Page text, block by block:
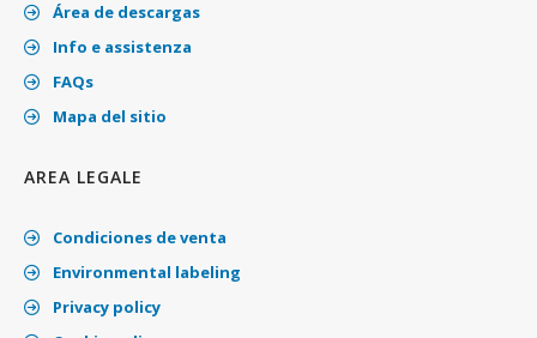
Área de descargas
Info e assistenza
FAQs
Mapa del sitio
AREA LEGALE
Condiciones de venta
Environmental labeling
Privacy policy